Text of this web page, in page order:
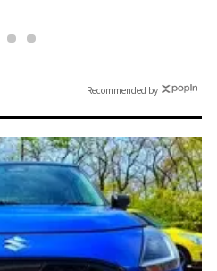
Recommended by